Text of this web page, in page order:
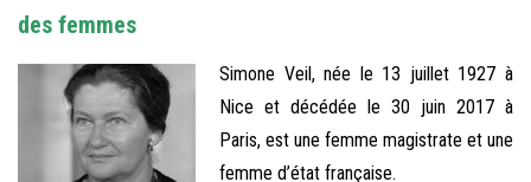
des femmes
Simone Veil, née le 13 juillet 1927 à
Nice et décédée le 30 juin 2017 à
Paris, est une femme magistrate et une
femme d’état française.